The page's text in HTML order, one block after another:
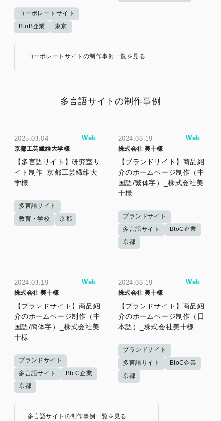
コーポレートサイト
BtoB企業
東京
コーポレートサイトの制作事例一覧を見る
多言語サイトの制作事例
2025.03.04 Web
京都工芸繊維大学様
【多言語サイト】研究室サ
イト制作_京都工芸繊維大
学様
多言語サイト
教育・学校
京都
2024.03.19 Web
株式会社 美十様
【ブランドサイト】商品紹
介のホームページ制作（中
国語/繁体字）_株式会社美
十様
ブランドサイト
多言語サイト
BtoC企業
京都
2024.03.19 Web
株式会社 美十様
【ブランドサイト】商品紹
介のホームページ制作（中
国語/簡体字）_株式会社美
十様
ブランドサイト
多言語サイト
BtoC企業
京都
2024.03.19 Web
株式会社 美十様
【ブランドサイト】商品紹
介のホームページ制作（日
本語）_株式会社美十様
ブランドサイト
多言語サイト
BtoC企業
京都
多言語サイトの制作事例一覧を見る